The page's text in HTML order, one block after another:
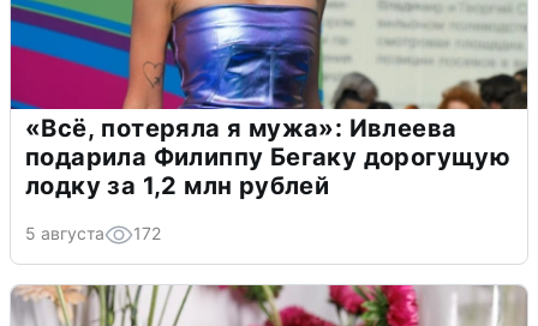
«Всё, потеряла я мужа»: Ивлеева
подарила Филиппу Бегаку дорогущую
лодку за 1,2 млн рублей
5 августа 172